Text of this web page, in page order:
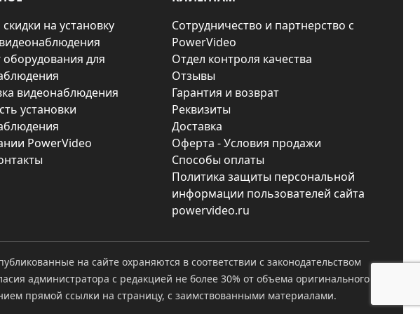
на установку
оборудования для
видеонаблюдения
установки
PowerVideo
Сотрудничество и партнерство с
PowerVideo
Отдел контроля качества
Отзывы
Гарантия и возврат
Реквизиты
Доставка
Оферта - Условия продажи
Способы оплаты
Политика защиты персональной
информации пользователей сайта
powervideo.ru
на сайте охраняются в соответствии с законодательством
администратора с редакцией не более 30% от объема оригинального
прямой ссылки на страницу, с заимствованными материалами.